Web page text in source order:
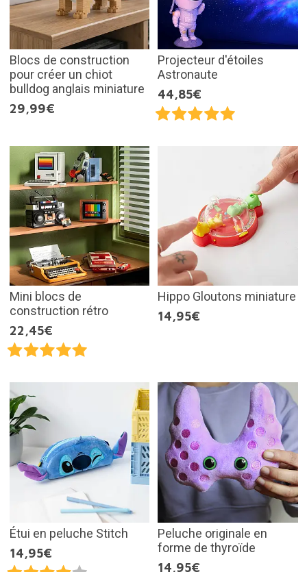
Blocs de construction
pour créer un chiot
bulldog anglais miniature
29,99€
Projecteur d'étoiles
Astronaute
44,85€
Mini blocs de
construction rétro
22,45€
Hippo Gloutons miniature
14,95€
Étui en peluche Stitch
14,95€
Peluche originale en
forme de thyroïde
14,95€